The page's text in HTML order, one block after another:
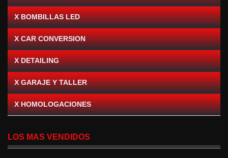
X BOMBILLAS LED
X CAR CONVERSION
X DETAILING
X GARAJE Y TALLER
X HOMOLOGACIONES
LOS MAS VENDIDOS